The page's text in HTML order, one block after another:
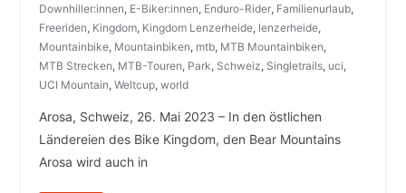
Downhiller:innen, E-Biker:innen, Enduro-Rider, Familienurlaub,
Freeriden, Kingdom, Kingdom Lenzerheide, lenzerheide,
Mountainbike, Mountainbiken, mtb, MTB Mountainbiken,
MTB Strecken, MTB-Touren, Park, Schweiz, Singletrails, uci,
UCI Mountain, Weltcup, world
Arosa, Schweiz, 26. Mai 2023 – In den östlichen
Ländereien des Bike Kingdom, den Bear Mountains
Arosa wird auch in